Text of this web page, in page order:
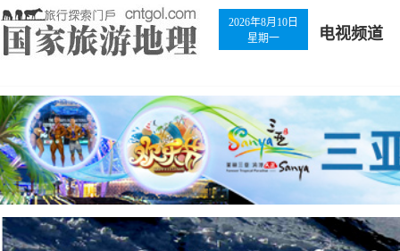
2026年8月10日
星期一
电视频道